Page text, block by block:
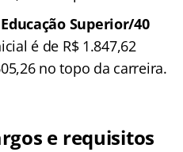
Superior/40
é de R$ 1.847,62
no topo da carreira.
e requisitos